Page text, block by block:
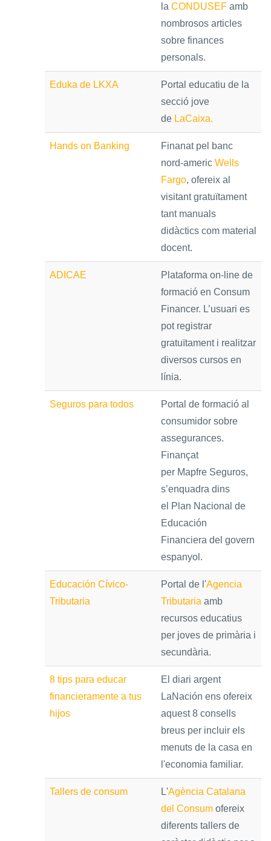
la CONDUSEF amb
nombrosos articles
sobre finances
personals.
Eduka de LKXA
Portal educatiu de la
secció jove
de LaCaixa.
Hands on Banking
Finanat pel banc
nord-americ Wells
Fargo, ofereix al
visitant gratuïtament
tant manuals
didàctics com material
docent.
ADICAE
Plataforma on-line de
formació en Consum
Financer. L’usuari es
pot registrar
gratuïtament i realitzar
diversos cursos en
línia.
Seguros para todos
Portal de formació al
consumidor sobre
assegurances.
Finançat
per Mapfre Seguros,
s’enquadra dins
el Plan Nacional de
Educación
Financiera del govern
espanyol.
Educación Cívico-
Tributaria
Portal de l'Agencia
Tributaria amb
recursos educatius
per joves de primària i
secundària.
8 tips para educar
financieramente a tus
hijos
El diari argent
LaNación ens ofereix
aquest 8 consells
breus per incluir els
menuts de la casa en
l'economia familiar.
Tallers de consum L'Agència Catalana
del Consum ofereix
diferents tallers de